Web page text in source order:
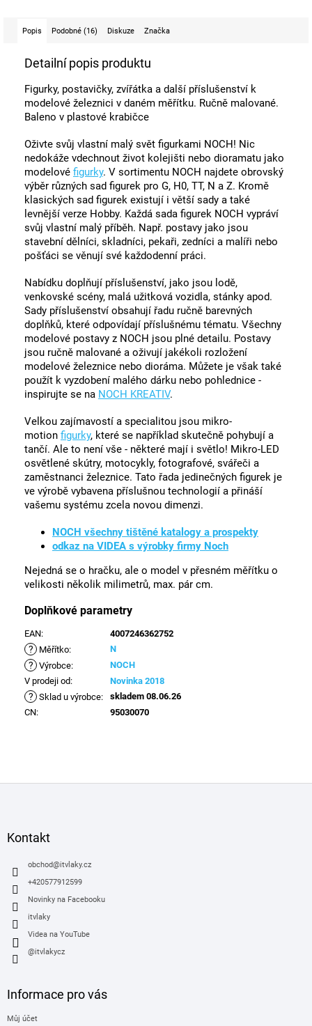
Popis Podobné (16) Diskuze Značka
Detailní popis produktu
Figurky, postavičky, zvířátka a další příslušenství k
modelové železnici v daném měřítku. Ručně malované.
Baleno v plastové krabičce
Oživte svůj vlastní malý svět figurkami NOCH! Nic
nedokáže vdechnout život kolejišti nebo dioramatu jako
modelové figurky. V sortimentu NOCH najdete obrovský
výběr různých sad figurek pro G, H0, TT, N a Z. Kromě
klasických sad figurek existují i ​​větší sady a také
levnější verze Hobby. Každá sada figurek NOCH vypráví
svůj vlastní malý příběh. Např. postavy jako jsou
stavební dělníci, skladníci, pekaři, zedníci a malíři nebo
pošťáci se věnují své každodenní práci.
Nabídku doplňují příslušenství, jako jsou lodě,
venkovské scény, malá užitková vozidla, stánky apod.
Sady příslušenství obsahují řadu ručně barevných
doplňků, které odpovídají příslušnému tématu. Všechny
modelové postavy z NOCH jsou plné detailu. Postavy
jsou ručně malované a oživují jakékoli rozložení
modelové železnice nebo dioráma. Můžete je však také
použít k vyzdobení malého dárku nebo pohlednice -
inspirujte se na NOCH KREATIV.
Velkou zajímavostí a specialitou jsou mikro-
motion figurky, které se například skutečně pohybují a
tančí. Ale to není vše - některé mají i světlo! Mikro-LED
osvětlené skútry, motocykly, fotografové, svářeči a
zaměstnanci železnice. Tato řada jedinečných figurek je
ve výrobě vybavena příslušnou technologií a přináší
vašemu systému zcela novou dimenzi.
NOCH všechny tištěné katalogy a prospekty
odkaz na VIDEA s výrobky firmy Noch
Nejedná se o hračku, ale o model v přesném měřítku o
velikosti několik milimetrů, max. pár cm.
Doplňkové parametry
EAN: 4007246362752
? Měřítko: N
? Výrobce:
NOCH
V prodeji od: Novinka 2018
? Sklad u výrobce:
skladem 08.06.26
CN: 95030070
Kontakt
obchod@itvlaky.cz
+420577912599
Novinky na Facebooku
itvlaky
Videa na YouTube
@itvlakycz
Informace pro vás
Můj účet